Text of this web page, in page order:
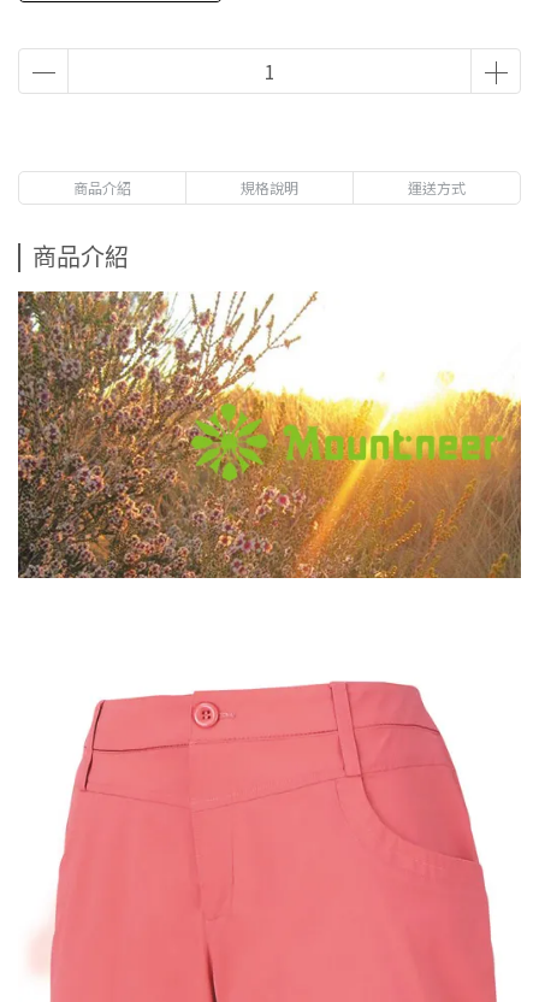
商品介紹 規格說明 運送方式
商品介紹